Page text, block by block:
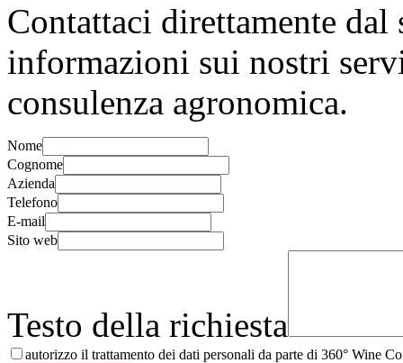
Contattaci direttamente
informazioni sui nostri
consulenza agronomica.
Nome
Cognome
Azienda
Telefono
E-mail
Sito web
Testo della richiesta
autorizzo il trattamento dei dati personali da parte di 360° Wine